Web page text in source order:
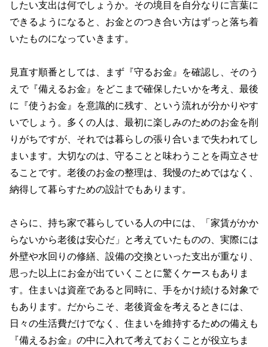
したい支出は何でしょうか。その境目を自分なりに言葉に
できるようになると、お金とのつき合い方はずっと落ち着
いたものになっていきます。
見直す順番としては、まず『守るお金』を確認し、そのう
えで『備えるお金』をどこまで確保したいかを考え、最後
に『使うお金』を意識的に残す、という流れが分かりやす
いでしょう。多くの人は、最初に楽しみのためのお金を削
りがちですが、それでは暮らしの張り合いまで失われてし
まいます。大切なのは、守ることと味わうことを両立させ
ることです。老後のお金の整理は、我慢のためではなく、
納得して暮らすための設計でもあります。
さらに、持ち家で暮らしている人の中には、「家賃がかか
らないから老後は安心だ」と考えていたものの、実際には
外壁や水回りの修繕、設備の交換といった支出が重なり、
思った以上にお金が出ていくことに驚くケースもありま
す。住まいは資産であると同時に、手をかけ続ける対象で
もあります。だからこそ、老後資金を考えるときには、
日々の生活費だけでなく、住まいを維持するための備えも
『備えるお金』の中に入れて考えておくことが役立ちま